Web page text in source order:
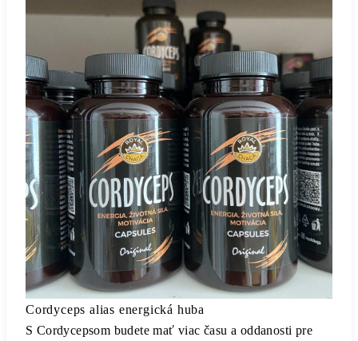
Cordyceps alias energická huba
S Cordycepsom budete mať viac času a oddanosti pre